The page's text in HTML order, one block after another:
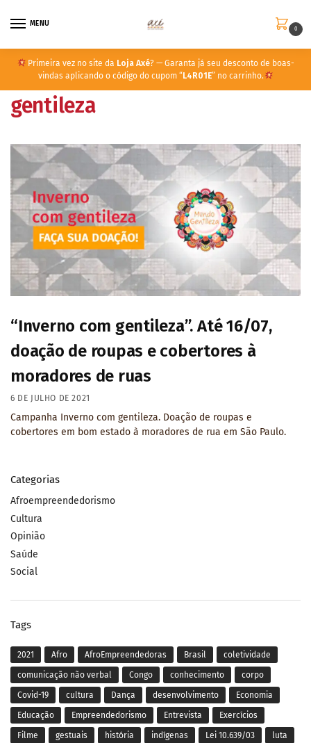
MENU
0
Primeira vez no site da Loja Axé? — Garanta já seu desconto de boas-
vindas aplicando o código do cupom “ L4R01E” no carrinho.
gentileza
“Inverno com gentileza”. Até 16/07,
doação de roupas e cobertores à
moradores de ruas
6 DE JULHO DE 2021
Campanha Inverno com gentileza. Doação de roupas e
cobertores em bom estado à moradores de rua em São Paulo.
Categorias
Afroempreendedorismo
Cultura
Opinião
Saúde
Social
Tags
2021 Afro AfroEmpreendedoras Brasil coletividade
comunicação não verbal Congo conhecimento corpo
Covid-19 cultura Dança desenvolvimento Economia
Educação Empreendedorismo Entrevista Exercícios
Filme gestuais história indígenas Lei 10.639/03 luta